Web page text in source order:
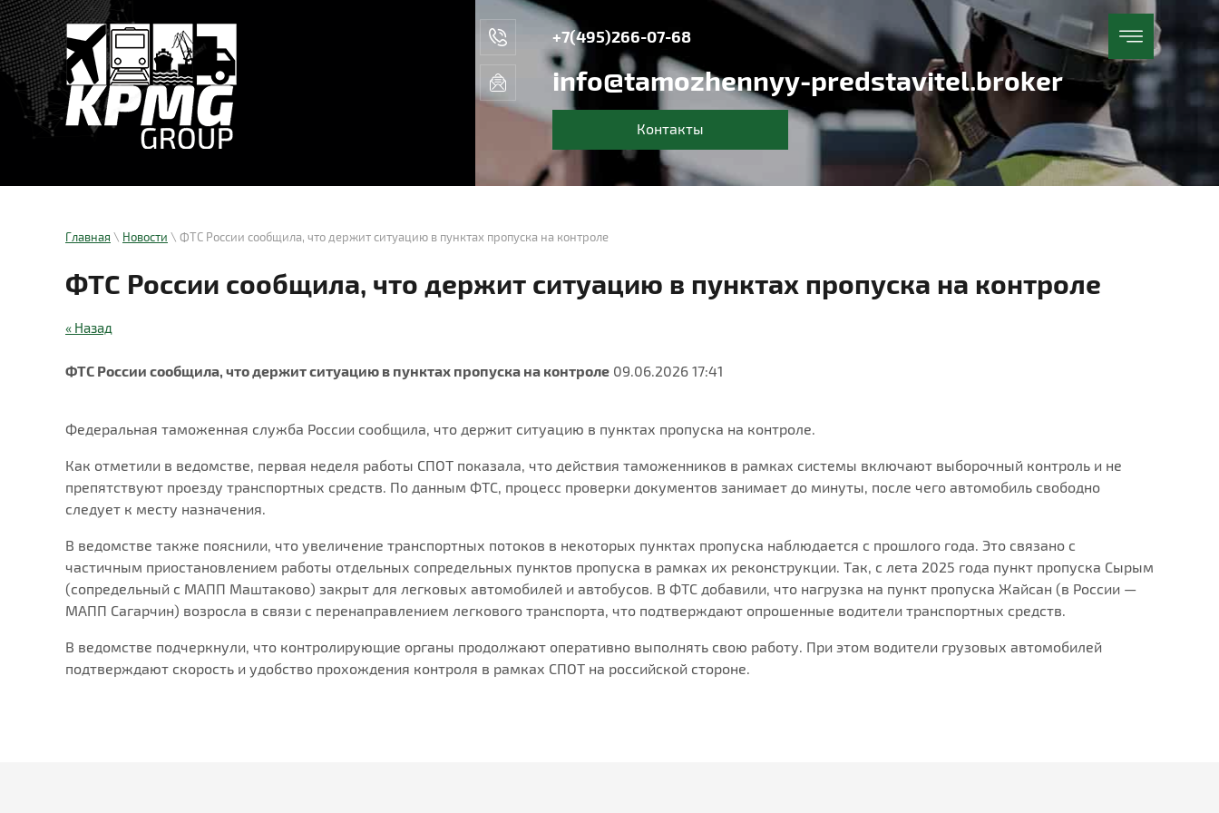
+7(495)266-07-68
info@tamozhennyy-predstavitel.broker
Контакты
Главная \ Новости \ ФТС России сообщила, что держит ситуацию в пунктах пропуска на контроле
ФТС России сообщила, что держит ситуацию в пунктах пропуска на контроле
« Назад
ФТС России сообщила, что держит ситуацию в пунктах пропуска на контроле 09.06.2026 17:41
Федеральная таможенная служба России сообщила, что держит ситуацию в пунктах пропуска на контроле.
Как отметили в ведомстве, первая неделя работы СПОТ показала, что действия таможенников в рамках системы включают выборочный контроль и не
препятствуют проезду транспортных средств. По данным ФТС, процесс проверки документов занимает до минуты, после чего автомобиль свободно
следует к месту назначения.
В ведомстве также пояснили, что увеличение транспортных потоков в некоторых пунктах пропуска наблюдается с прошлого года. Это связано с
частичным приостановлением работы отдельных сопредельных пунктов пропуска в рамках их реконструкции. Так, с лета 2025 года пункт пропуска Сырым
(сопредельный с МАПП Маштаково) закрыт для легковых автомобилей и автобусов. В ФТС добавили, что нагрузка на пункт пропуска Жайсан (в России —
МАПП Сагарчин) возросла в связи с перенаправлением легкового транспорта, что подтверждают опрошенные водители транспортных средств.
В ведомстве подчеркнули, что контролирующие органы продолжают оперативно выполнять свою работу. При этом водители грузовых автомобилей
подтверждают скорость и удобство прохождения контроля в рамках СПОТ на российской стороне.